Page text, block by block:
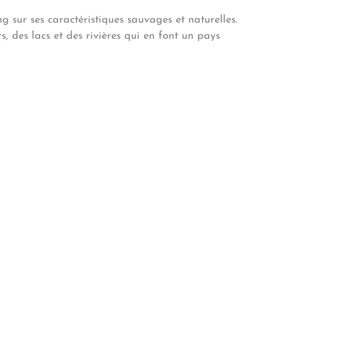
sur ses caractéristiques sauvages et naturelles.
des lacs et des rivières qui en font un pays